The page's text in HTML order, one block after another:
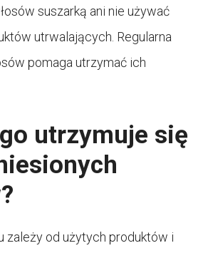
suszarką ani nie używać
utrwalających. Regularna
pomaga utrzymać ich
utrzymuje się
zależy od użytych produktów i